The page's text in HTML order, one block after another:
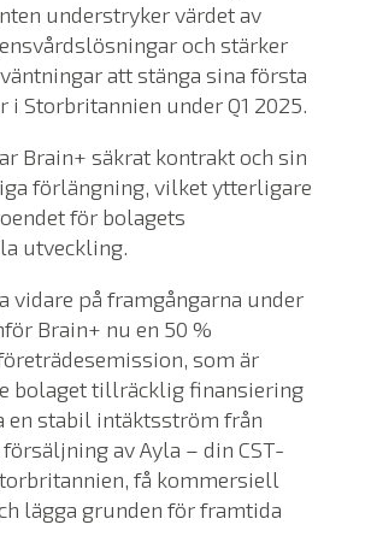
understryker värdet av
och stärker
att stänga sina första
Storbritannien under Q1 2025.
Brain+ säkrat kontrakt och sin
förlängning, vilket ytterligare
för bolagets
utveckling.
vidare på framgångarna under
Brain+ nu en 50 %
som är
bolaget tillräcklig finansiering
en stabil intäktsström från
av Ayla – din CST-
få kommersiell
lägga grunden för framtida